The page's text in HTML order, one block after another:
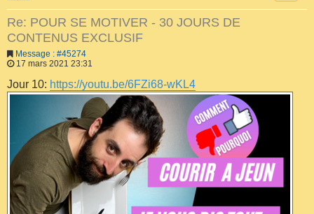
Re: POUR SE MOTIVER - 30 JOURS DE
CONTENUS EXCLUSIF
Message : #45274
17 mars 2021 23:31
Jour 10: https://youtu.be/6FZi68-wKL4